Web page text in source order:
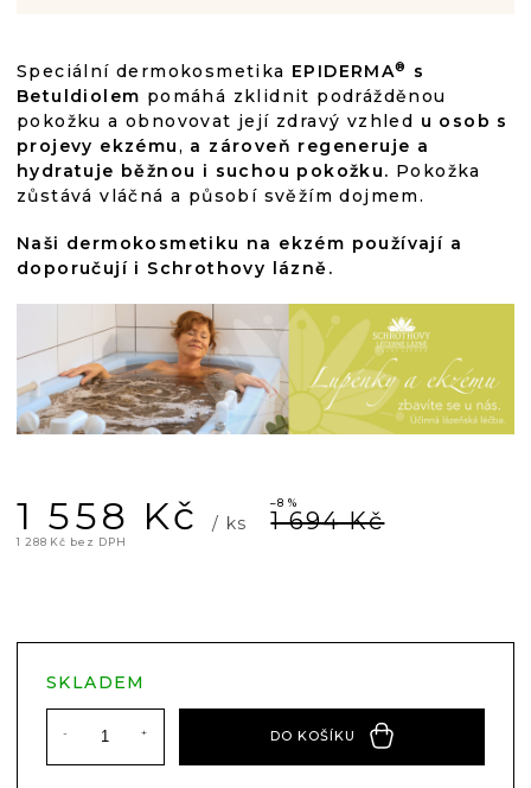
1 694 Kč
–8 %
1 558 Kč / ks
1 288 Kč bez DPH
Speciální dermokosmetika EPIDERMA®
s
Betuldiolem pomáhá zklidnit podrážděnou
pokožku a obnovovat její zdravý vzhled u osob s
projevy ekzému, a zároveň regeneruje a
hydratuje běžnou i suchou pokožku. Pokožka
zůstává vláčná a působí svěžím dojmem.
Naši dermokosmetiku na ekzém používají a
doporučují i Schrothovy lázně.
SKLADEM
DO KOŠÍKU